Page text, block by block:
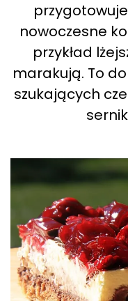
nowoczesne
przykład
marakują. To
szukających